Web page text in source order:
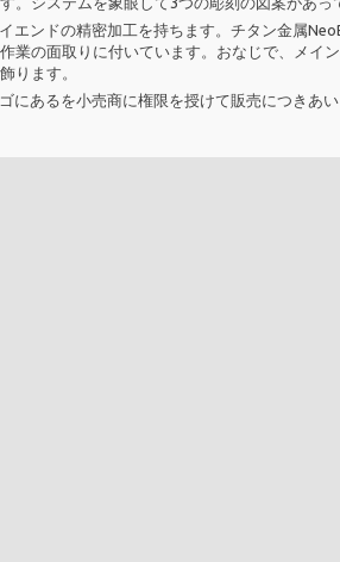
エンドの精密加工を持ちます。チタン金属
業の面取りに付いています。おなじで、メイ
ります。
あるを小売商に権限を授けて販売につきあい